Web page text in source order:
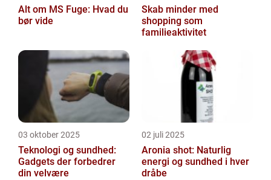
Alt om MS Fuge: Hvad du
bør vide
Skab minder med
shopping som
familieaktivitet
03 oktober 2025
Teknologi og sundhed:
Gadgets der forbedrer
din velvære
02 juli 2025
Aronia shot: Naturlig
energi og sundhed i hver
dråbe